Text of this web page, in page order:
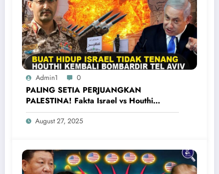
Admin1 0
PALING SETIA PERJUANGKAN
PALESTINA! Fakta Israel vs Houthi
Yaman Kembali Saling Balas Serangan
August 27, 2025